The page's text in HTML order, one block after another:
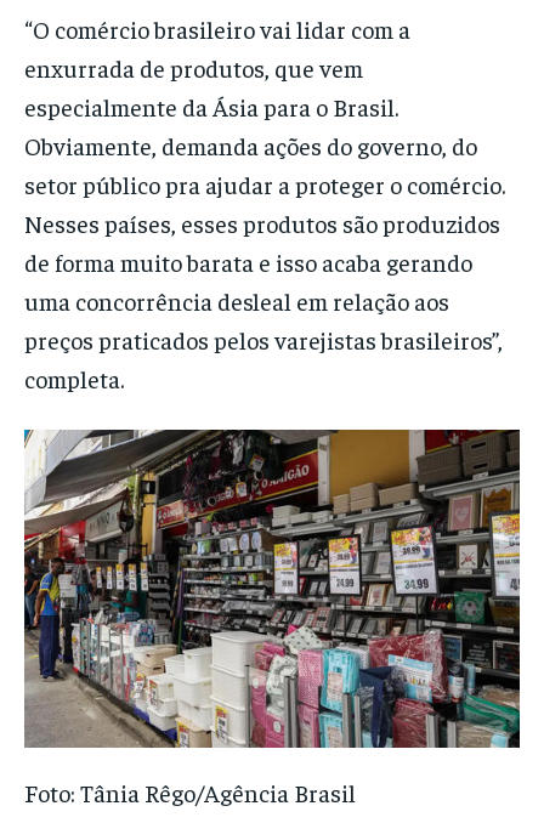
“O comércio brasileiro vai lidar com a
enxurrada de produtos, que vem
especialmente da Ásia para o Brasil.
Obviamente, demanda ações do governo, do
setor público pra ajudar a proteger o comércio.
Nesses países, esses produtos são produzidos
de forma muito barata e isso acaba gerando
uma concorrência desleal em relação aos
preços praticados pelos varejistas brasileiros”,
completa.
Foto: Tânia Rêgo/Agência Brasil